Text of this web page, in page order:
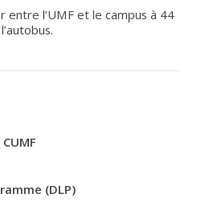
l’UMF et le campus à 44
(DLP)